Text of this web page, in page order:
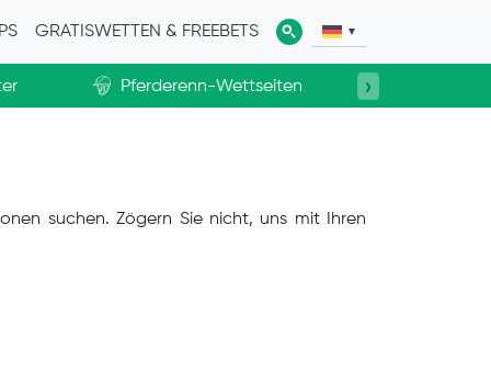
GRATISWETTEN & FREEBETS
Pferderenn-Wettseiten ›
suchen. Zögern Sie nicht, uns mit Ihren